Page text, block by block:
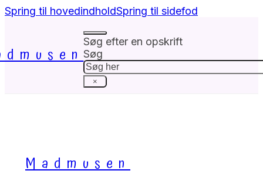
Spring til hovedindholdSpring til sidefod
Søg efter en opskrift
Søg
×
Madmusen